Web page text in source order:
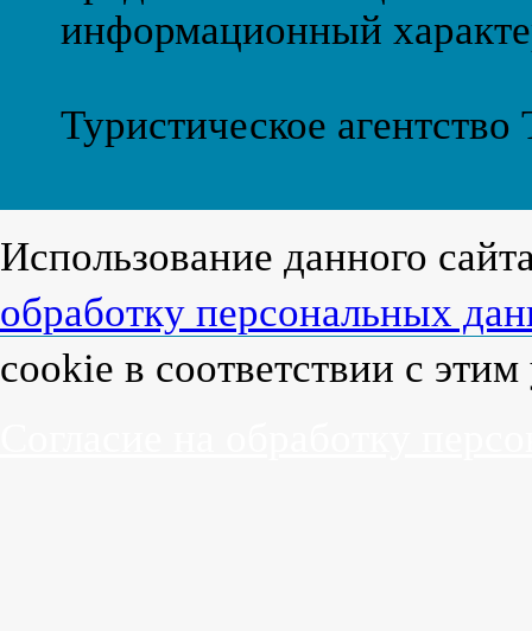
информационный
Туристическое
Использование данного
обработку персональных
cookie в соответствии с